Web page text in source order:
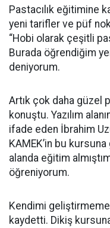
Pastacılık eğitimine
yeni tarifler ve püf
“Hobi olarak çeşitli
Burada öğrendiğim
deniyorum.
Artık çok daha güzel
konuştu. Yazılım
ifade eden İbrahim
KAMEK’in bu
alanda eğitim
öğreniyorum.
Kendimi
kaydetti. Dikiş